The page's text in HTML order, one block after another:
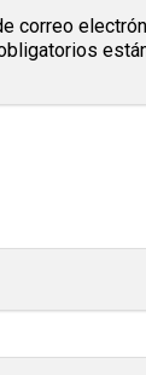
correo